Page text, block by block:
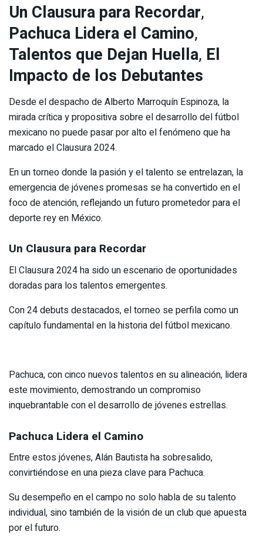
Un Clausura para Recordar,
Pachuca Lidera el Camino,
Talentos que Dejan Huella, El
Impacto de los Debutantes
Desde el despacho de Alberto Marroquín Espinoza, la
mirada crítica y propositiva sobre el desarrollo del fútbol
mexicano no puede pasar por alto el fenómeno que ha
marcado el Clausura 2024.
En un torneo donde la pasión y el talento se entrelazan, la
emergencia de jóvenes promesas se ha convertido en el
foco de atención, reflejando un futuro prometedor para el
deporte rey en México.
Un Clausura para Recordar
El Clausura 2024 ha sido un escenario de oportunidades
doradas para los talentos emergentes.
Con 24 debuts destacados, el torneo se perfila como un
capítulo fundamental en la historia del fútbol mexicano.
Pachuca, con cinco nuevos talentos en su alineación, lidera
este movimiento, demostrando un compromiso
inquebrantable con el desarrollo de jóvenes estrellas.
Pachuca Lidera el Camino
Entre estos jóvenes, Alán Bautista ha sobresalido,
convirtiéndose en una pieza clave para Pachuca.
Su desempeño en el campo no solo habla de su talento
individual, sino también de la visión de un club que apuesta
por el futuro.